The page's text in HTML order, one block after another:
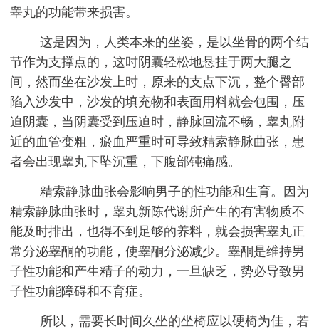
睾丸的功能带来损害。
这是因为，人类本来的坐姿，是以坐骨的两个结
节作为支撑点的，这时阴囊轻松地悬挂于两大腿之
间，然而坐在沙发上时，原来的支点下沉，整个臀部
陷入沙发中，沙发的填充物和表面用料就会包围，压
迫阴囊，当阴囊受到压迫时，静脉回流不畅，睾丸附
近的血管变粗，瘀血严重时可导致精索静脉曲张，患
者会出现睾丸下坠沉重，下腹部钝痛感。
精索静脉曲张会影响男子的性功能和生育。因为
精索静脉曲张时，睾丸新陈代谢所产生的有害物质不
能及时排出，也得不到足够的养料，就会损害睾丸正
常分泌睾酮的功能，使睾酮分泌减少。睾酮是维持男
子性功能和产生精子的动力，一旦缺乏，势必导致男
子性功能障碍和不育症。
所以，需要长时间久坐的坐椅应以硬椅为佳，若